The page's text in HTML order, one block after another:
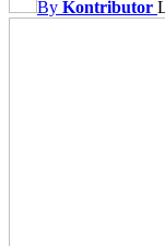
By Kontributor